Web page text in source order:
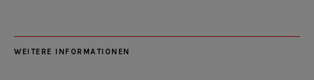
WEITERE INFORMATIONEN